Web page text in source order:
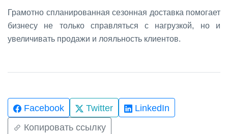
Грамотно спланированная сезонная доставка помогает
бизнесу не только справляться с нагрузкой, но и
увеличивать продажи и лояльность клиентов.
Facebook Twitter
LinkedIn
Копировать ссылку